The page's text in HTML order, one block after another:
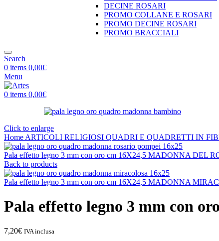
DECINE ROSARI
PROMO COLLANE E ROSARI
PROMO DECINE ROSARI
PROMO BRACCIALI
Search
0 items 0,00€
Menu
0 items 0,00€
Click to enlarge
Home ARTICOLI RELIGIOSI QUADRI E QUADRETTI IN
Pala effetto legno 3 mm con oro cm 16X24,5 MADONNA DEL
Back to products
Pala effetto legno 3 mm con oro cm 16X24,5 MADONNA
Pala effetto legno 3 mm con
7,20€ IVA inclusa